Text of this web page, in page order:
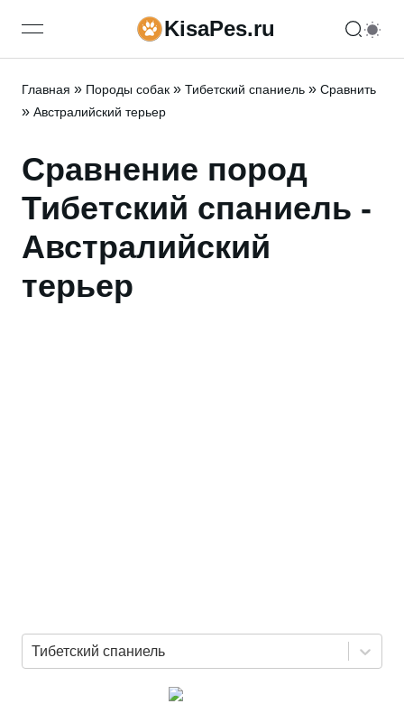
open navigation menuKisaPes.ru
Главная » Породы собак » Тибетский спаниель » Сравнить
» Австралийский терьер
Сравнение пород
Тибетский спаниель -
Австралийский
терьер
Тибетский спаниель